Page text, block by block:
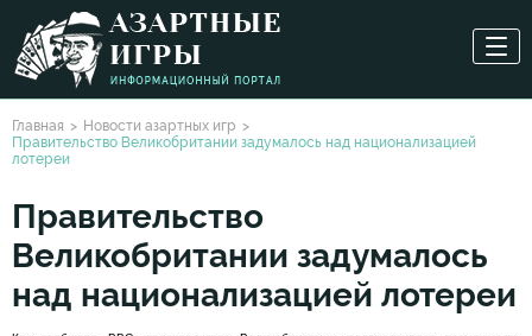
Главная
Новости азартных игр
Правительство Великобритании задумалось над национализацией
лотереи
Правительство
Великобритании задумалось
над национализацией лотереи